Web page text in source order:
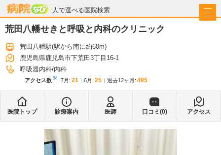
人で選べる医院検索
病院なび
荒田八幡せきと呼吸と内科のクリニック
荒田八幡駅(駅から南に約60m)
鹿児島県鹿児島市下荒田3丁目16-1
呼吸器内科 内科
アクセス数※ 7月 : 21 6月 : 25 過去12ヶ月: 495
医院トップ 診療案内 医師 口コミ(0) アクセス